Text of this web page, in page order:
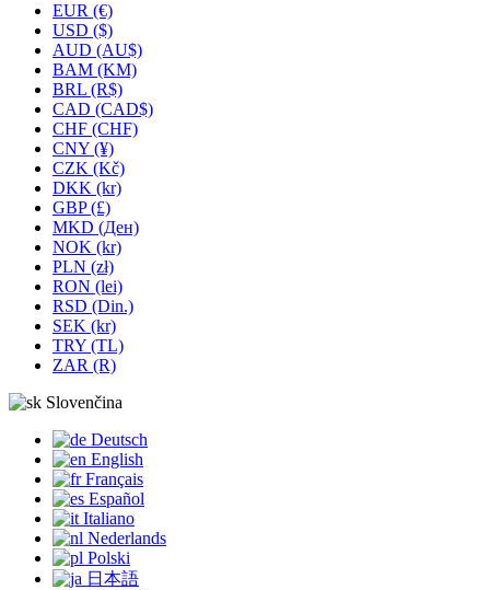
EUR (€)
USD ($)
AUD (AU$)
BAM (KM)
BRL (R$)
CAD (CAD$)
CHF (CHF)
CNY (¥)
CZK (Kč)
DKK (kr)
GBP (£)
MKD (Ден)
NOK (kr)
PLN (zł)
RON (lei)
RSD (Din.)
SEK (kr)
TRY (TL)
ZAR (R)
Slovenčina
Deutsch
English
Français
Español
Italiano
Nederlands
Polski
日本語